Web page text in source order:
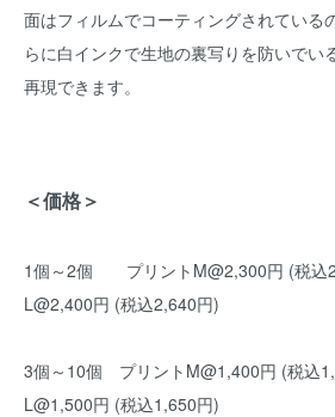
面はフィルムでコーティングされている
らに白インクで生地の裏写りを防いでい
再現できます。
＜価格＞
1個～2個 プリントM@2,300円 (税込
L@2,400円 (税込2,640円)
3個～10個 プリントM@1,400円 (税込
L@1,500円 (税込1,650円)